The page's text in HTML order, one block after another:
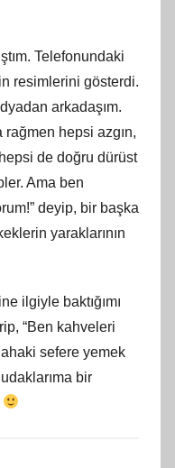
Telefonundaki
resimlerini gösterdi.
arkadaşım.
hepsi azgın,
de doğru dürüst
Ama ben
deyip, bir başka
yaraklarının
ilgiyle baktığımı
“Ben kahveleri
sefere yemek
bir